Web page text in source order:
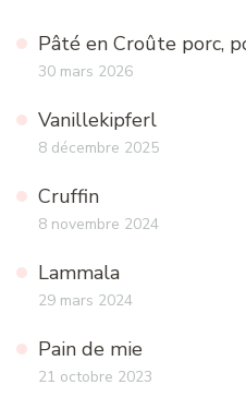
Pâté en Croûte porc,
30 mars 2026
Vanillekipferl
8 décembre 2025
Cruffin
8 novembre 2024
Lammala
29 mars 2024
Pain de mie
21 octobre 2023